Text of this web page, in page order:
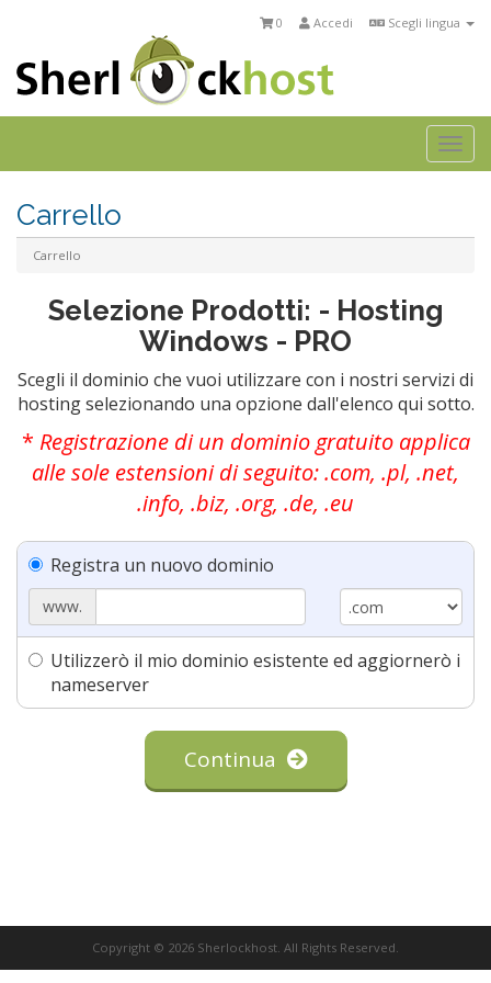
Scegli lingua
Accedi
0
Carrello
Carrello
Selezione Prodotti: - Hosting
Windows - PRO
Scegli il dominio che vuoi utilizzare con i nostri servizi di
hosting selezionando una opzione dall'elenco qui sotto.
* Registrazione di un dominio gratuito applica
alle sole estensioni di seguito: .com, .pl, .net,
.info, .biz, .org, .de, .eu
Registra un nuovo dominio
www.
Utilizzerò il mio dominio esistente ed aggiornerò i
nameserver
Continua
Copyright © 2026 Sherlockhost. All Rights Reserved.